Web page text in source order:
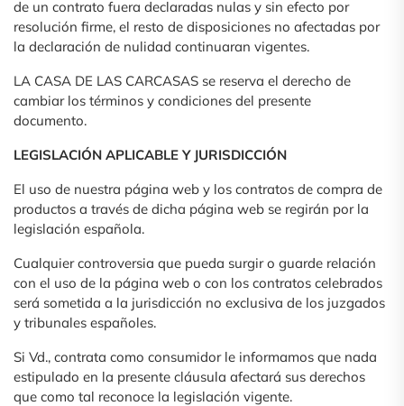
de un contrato fuera declaradas nulas y sin efecto por
resolución firme, el resto de disposiciones no afectadas por
la declaración de nulidad continuaran vigentes.
LA CASA DE LAS CARCASAS se reserva el derecho de
cambiar los términos y condiciones del presente
documento.
LEGISLACIÓN APLICABLE Y JURISDICCIÓN
El uso de nuestra página web y los contratos de compra de
productos a través de dicha página web se regirán por la
legislación española.
Cualquier controversia que pueda surgir o guarde relación
con el uso de la página web o con los contratos celebrados
será sometida a la jurisdicción no exclusiva de los juzgados
y tribunales españoles.
Si Vd., contrata como consumidor le informamos que nada
estipulado en la presente cláusula afectará sus derechos
que como tal reconoce la legislación vigente.